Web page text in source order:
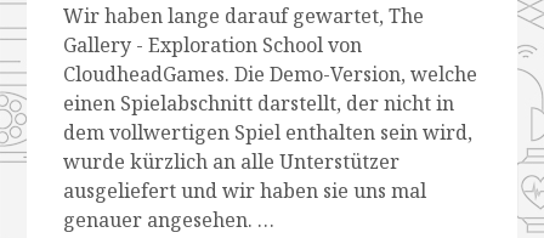
Wir haben lange darauf gewartet, The
Gallery - Exploration School von
CloudheadGames. Die Demo-Version, welche
einen Spielabschnitt darstellt, der nicht in
dem vollwertigen Spiel enthalten sein wird,
wurde kürzlich an alle Unterstützer
ausgeliefert und wir haben sie uns mal
genauer angesehen. …